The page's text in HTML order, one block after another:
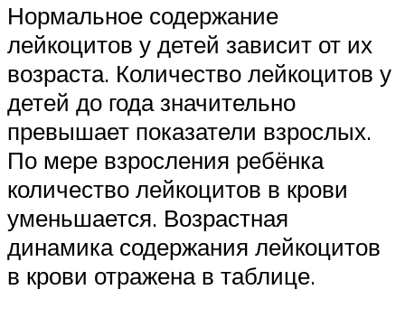
Нормальное содержание
лейкоцитов у детей зависит от их
возраста. Количество лейкоцитов у
детей до года значительно
превышает показатели взрослых.
По мере взросления ребёнка
количество лейкоцитов в крови
уменьшается. Возрастная
динамика содержания лейкоцитов
в крови отражена в таблице.